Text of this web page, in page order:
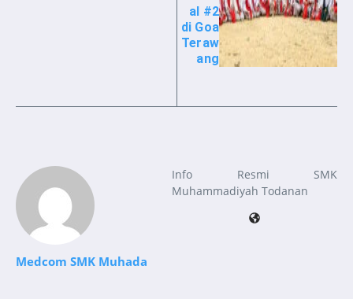
al #2
di Goa
Teraw
ang
Medcom SMK Muhada
Info Resmi SMK
Muhammadiyah Todanan